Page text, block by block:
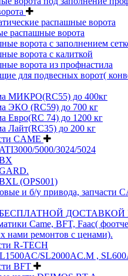
распашные ворота
распашные ворота
ворота с заполнением
ворота с калиткой
ворота из профнастила
для подвесных ворот(
МИКРО(RC55) до 400кг
ЭКО (RC59) до 700 кг
Евро(RC 74) до 1200 кг
Лайт(RC35) до 200 кг
CAME
5000/3024/5024
(OPS001)
и б/у привода, запчасти
ДОСТАВКОЙ
Came, BFT, Faac(
нами ремонтов с ценами).
R-TECH
SL2000AC.M ,
BFT